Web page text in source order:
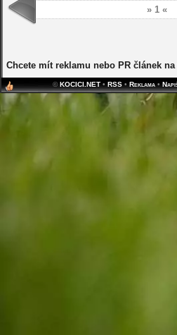
» 1 «
Chcete mít reklamu nebo PR článek
©KOCICI.NET •RSS •Reklama •